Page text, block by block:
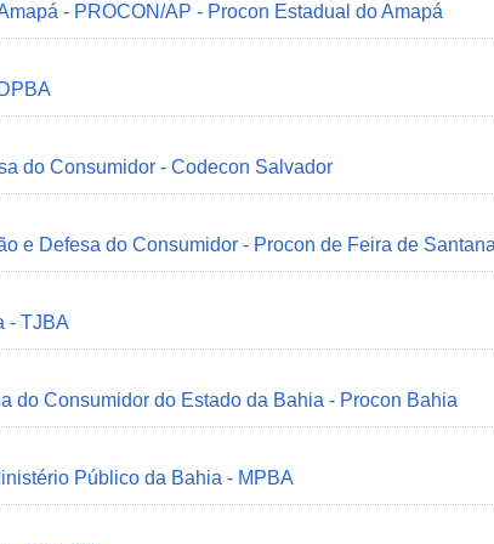
- PROCON/AP - Procon Estadual do Amapá
do Consumidor - Codecon Salvador
e Defesa do Consumidor - Procon de Feira de Santana
- TJBA
do Consumidor do Estado da Bahia - Procon Bahia
Público da Bahia - MPBA